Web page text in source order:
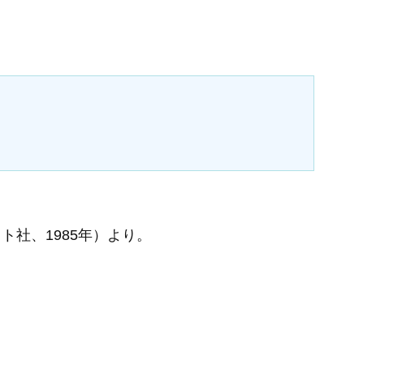
社、1985年）より。